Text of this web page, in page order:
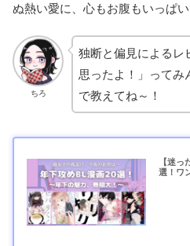
ぬ熱い愛に、心もお腹もいっぱ
ちろ
独断と偏見によるレ
思ったよ！」ってみ
で教えてね～！
【迷
選！ワ